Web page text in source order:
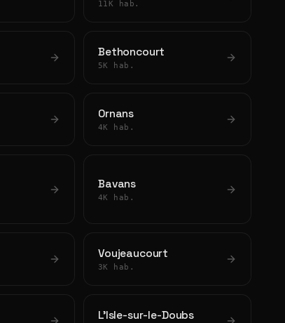
11K hab.
Bethoncourt
5K hab.
Ornans
4K hab.
Bavans
4K hab.
Voujeaucourt
3K hab.
L'Isle-sur-le-Doubs